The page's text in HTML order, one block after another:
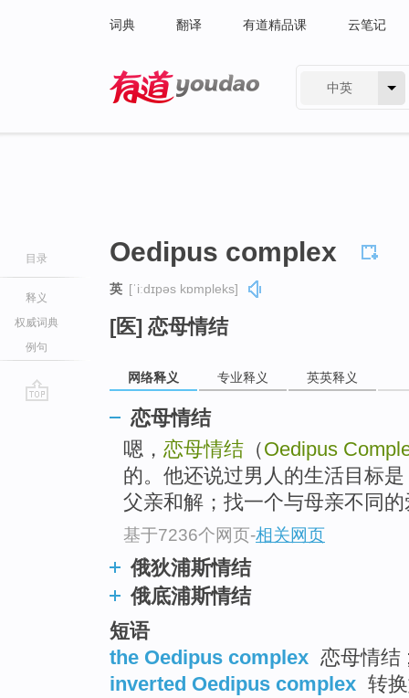
词典 翻译 有道精品课 云笔记
中英
目录
释义
权威词典
例句
Oedipus complex
英 [ˈiːdɪpəs kɒmpleks]
[医] 恋母情结
网络释义 专业释义 英英释义
恋母情结
嗯， 恋母情结 （Oedipus
的。他还说过男人的生活目标
父亲和解；找一个与母亲不同
基于7236个网页-相关网页
俄狄浦斯情结
俄底浦斯情结
短语
the Oedipus complex 恋母情结
inverted Oedipus complex 转